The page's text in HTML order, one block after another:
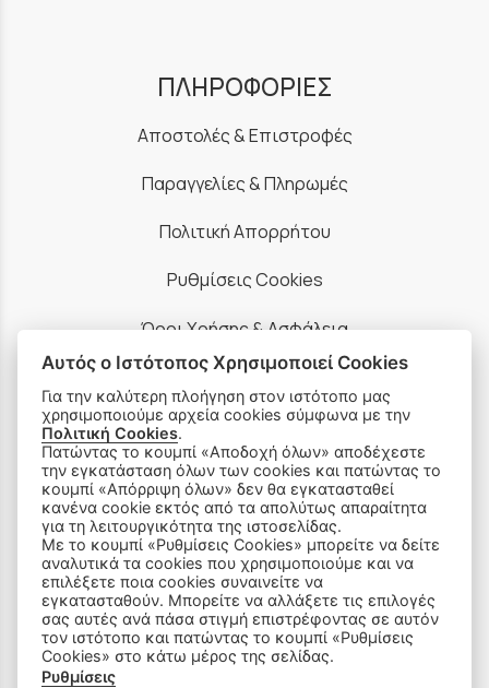
ΠΛΗΡΟΦΟΡΙΕΣ
Αποστολές & Επιστροφές
Παραγγελίες & Πληρωμές
Πολιτική Απορρήτου
Ρυθμίσεις Cookies
Όροι Χρήσης & Ασφάλεια
ΠΡΟΪΟΝΤΑ
Ραπτομηχανές
Οικιακός Εξοπλισμός
Είδη Ραπτικής
Ανταλλακτικά
Αυτός ο Ιστότοπος Χρησιμοποιεί Cookies
Για την καλύτερη πλοήγηση στον ιστότοπο μας
χρησιμοποιούμε αρχεία cookies σύμφωνα με την
Πολιτική Cookies.
Πατώντας το κουμπί «Αποδοχή όλων» αποδέχεστε
την εγκατάσταση όλων των cookies και πατώντας το
κουμπί «Απόρριψη όλων» δεν θα εγκατασταθεί
κανένα cookie εκτός από τα απολύτως απαραίτητα
για τη λειτουργικότητα της ιστοσελίδας.
Με το κουμπί «Ρυθμίσεις Cookies» μπορείτε να δείτε
αναλυτικά τα cookies που χρησιμοποιούμε και να
επιλέξετε ποια cookies συναινείτε να
εγκατασταθούν. Μπορείτε να αλλάξετε τις επιλογές
σας αυτές ανά πάσα στιγμή επιστρέφοντας σε αυτόν
τον ιστότοπο και πατώντας το κουμπί «Ρυθμίσεις
Cookies» στο κάτω μέρος της σελίδας.
Ρυθμίσεις